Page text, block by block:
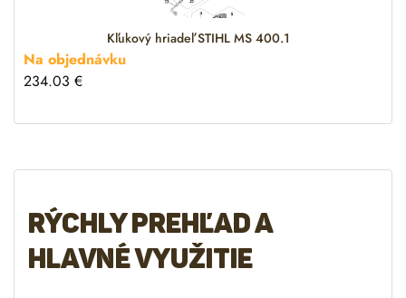
Kľukový hriadeľ STIHL MS 400.1
Na objednávku
234.03 €
Rýchly prehľad a
hlavné využitie